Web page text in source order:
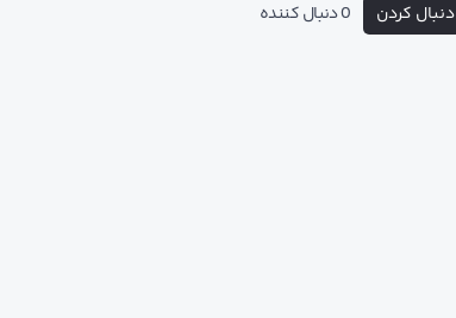
دنبال کردن 0 دنبال کننده